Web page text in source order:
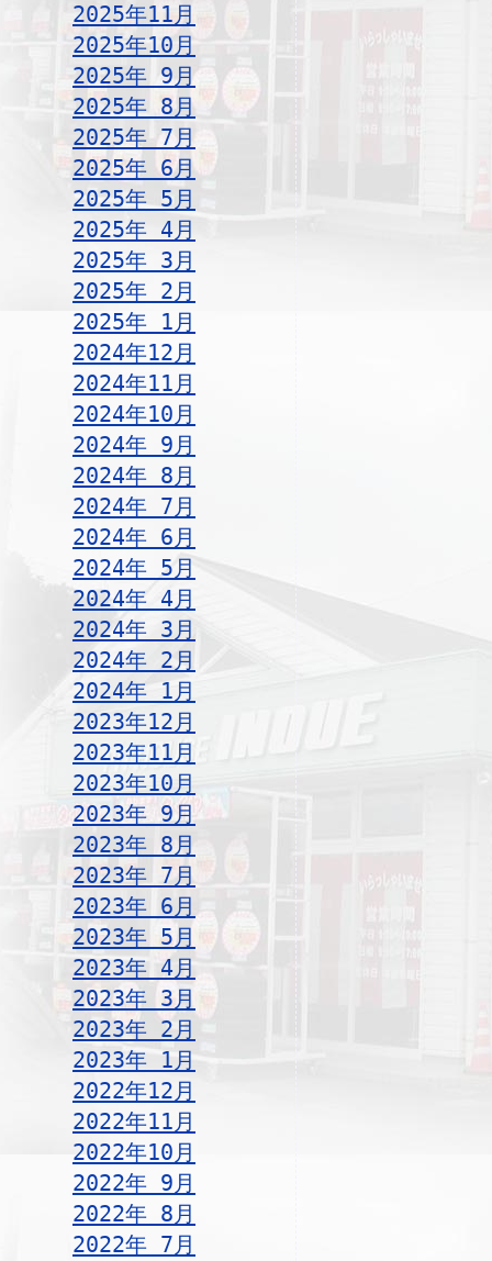
2025年11月
2025年10月
2025年 9月
2025年 8月
2025年 7月
2025年 6月
2025年 5月
2025年 4月
2025年 3月
2025年 2月
2025年 1月
2024年12月
2024年11月
2024年10月
2024年 9月
2024年 8月
2024年 7月
2024年 6月
2024年 5月
2024年 4月
2024年 3月
2024年 2月
2024年 1月
2023年12月
2023年11月
2023年10月
2023年 9月
2023年 8月
2023年 7月
2023年 6月
2023年 5月
2023年 4月
2023年 3月
2023年 2月
2023年 1月
2022年12月
2022年11月
2022年10月
2022年 9月
2022年 8月
2022年 7月